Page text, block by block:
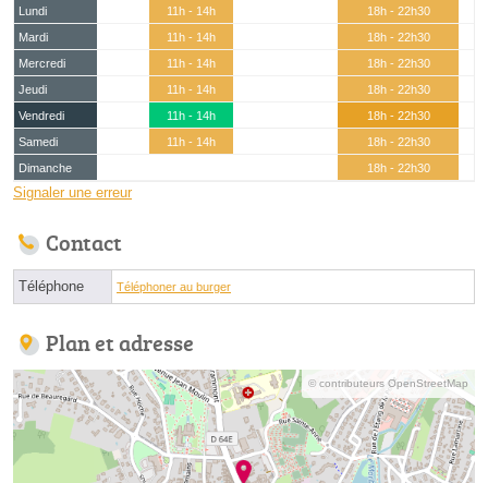
Lundi 11h - 14h
18h - 22h30
Mardi
11h - 14h
18h - 22h30
Mercredi
11h - 14h
18h - 22h30
Jeudi
11h - 14h
18h - 22h30
Vendredi
11h - 14h
18h - 22h30
Samedi
11h - 14h
18h - 22h30
Dimanche
18h - 22h30
Signaler une erreur
Contact
Téléphone Téléphoner au burger
Plan et adresse
© contributeurs OpenStreetMap